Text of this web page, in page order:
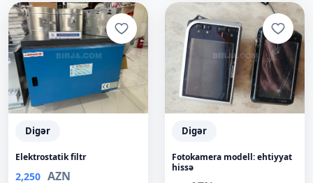
Digər
Elektrostatik filtr
2,250 AZN
Digər
Fotokamera modell: ehtiyyat
hissə